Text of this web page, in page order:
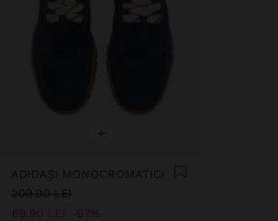
+
ADIDAȘI MONOCROMATICI
209.90 LEI
69.90 LEI
67%